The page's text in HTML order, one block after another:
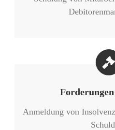
Anmeldung von